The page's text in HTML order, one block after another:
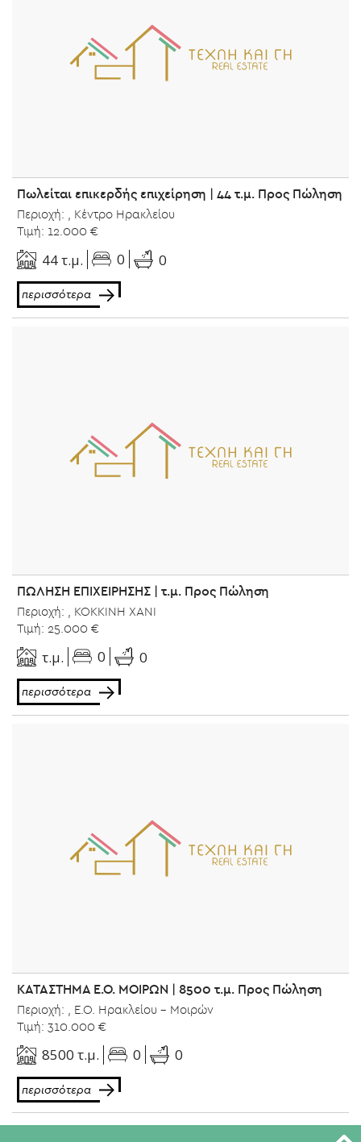
Πωλείται επικερδής επιχείρηση | 44 τ.μ. Προς Πώληση
Περιοχή: , Κέντρο Ηρακλείου
Τιμή: 12.000 €
44 τ.μ. 0 0
περισσότερα
ΠΩΛΗΣΗ ΕΠΙΧΕΙΡΗΣΗΣ | τ.μ. Προς Πώληση
Περιοχή: , ΚΟΚΚΙΝΗ ΧΑΝΙ
Τιμή: 25.000 €
τ.μ. 0 0
περισσότερα
ΚΑΤΑΣΤΗΜΑ Ε.Ο. ΜΟΙΡΩΝ | 8500 τ.μ. Προς Πώληση
Περιοχή: , Ε.Ο. Ηρακλείου - Μοιρών
Τιμή: 310.000 €
8500 τ.μ. 0 0
περισσότερα